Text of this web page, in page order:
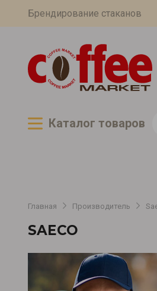
Брендирование стаканов
Каталог товаров
Главная Производитель
SAECO